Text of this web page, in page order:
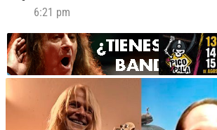
6:21 pm